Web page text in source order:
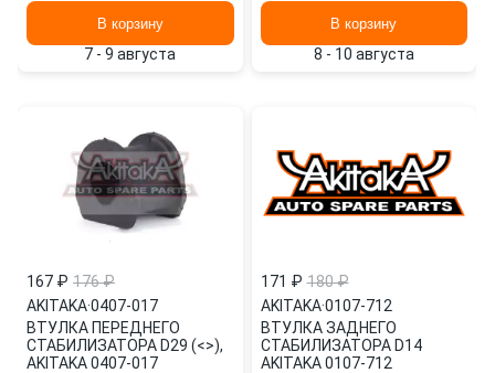
В корзину
7 - 9 августа
В корзину
8 - 10 августа
167 ₽ 176 ₽
AKITAKA·0407-017
ВТУЛКА ПЕРЕДНЕГО
СТАБИЛИЗАТОРА D29 (<>),
AKITAKA 0407-017
171 ₽ 180 ₽
AKITAKA·0107-712
ВТУЛКА ЗАДНЕГО
СТАБИЛИЗАТОРА D14
AKITAKA 0107-712